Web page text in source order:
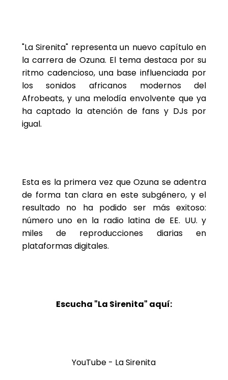
"La Sirenita" representa un nuevo capítulo en
la carrera de Ozuna. El tema destaca por su
ritmo cadencioso, una base influenciada por
los sonidos africanos modernos del
Afrobeats, y una melodía envolvente que ya
ha captado la atención de fans y DJs por
igual.
Esta es la primera vez que Ozuna se adentra
de forma tan clara en este subgénero, y el
resultado no ha podido ser más exitoso:
número uno en la radio latina de EE. UU. y
miles de reproducciones diarias en
plataformas digitales.
Escucha "La Sirenita" aquí:
YouTube - La Sirenita